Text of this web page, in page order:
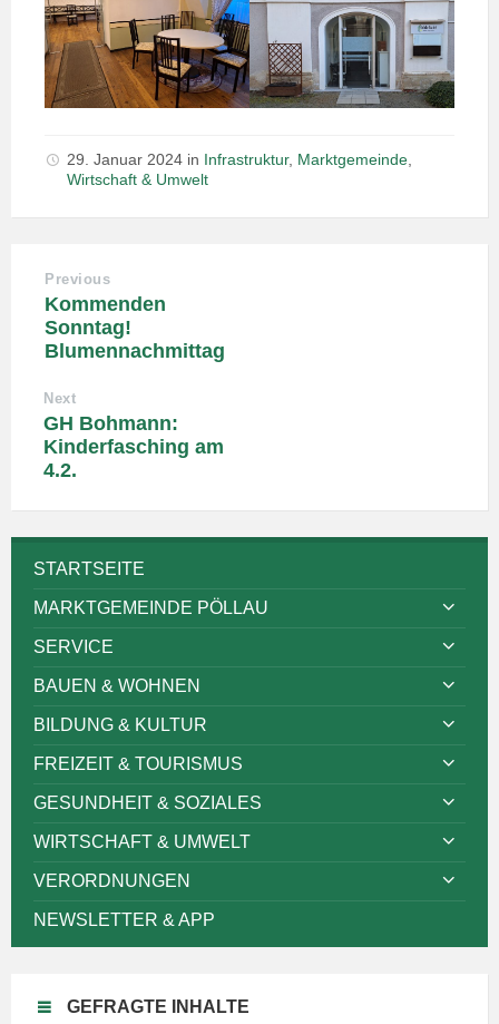
29. Januar 2024 in Infrastruktur, Marktgemeinde
Wirtschaft & Umwelt
Previous
Kommenden
Sonntag!
Blumennachmittag
Next
GH Bohmann:
Kinderfasching am
4.2.
STARTSEITE
MARKTGEMEINDE PÖLLAU
SERVICE
BAUEN & WOHNEN
BILDUNG & KULTUR
FREIZEIT & TOURISMUS
GESUNDHEIT & SOZIALES
WIRTSCHAFT & UMWELT
VERORDNUNGEN
NEWSLETTER & APP
GEFRAGTE INHALTE